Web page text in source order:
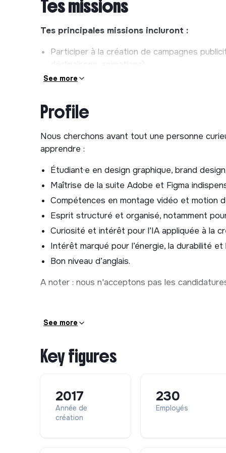
Tes missions
Tes principales missions incluront :
Participer à la création de campagnes
déclinaisons, animations).
Proposer et tester de nouveaux formats
Utiliser des outils IA pour produire de
Google Gemini, Freepik, Figma, Adobe,
Concevoir des visuels statiques et animés
newsletters, campagnes publicitaires, RP,
Concevoir et mettre à jour des infographies
Contribuer à l’évolution et à la consolidation
Participer à la veille créative, au benchmark
Faciliter la gestion du contenu sur le site
Ce que tu apprendras chez
Renforcer tes compétences
Collaborer au sein d’une équipe design
marketing.
créative dans un environnement en
Contribuer à rendre la transition
clairs et engageants.
See more
Profile
Nous cherchons avant tout une personne
apprendre :
Étudiant·e en design graphique, brand
Maîtrise de la suite Adobe et Figma
Compétences en montage vidéo et motion
Esprit structuré et organisé, notamment
Curiosité et intérêt pour l’IA appliquée à la
Intérêt marqué pour l’énergie, la durabilité et
Bon niveau d’anglais.
A noter : nous n'acceptons pas les
See more
Key figures
2017
Année de
création
230
Employés